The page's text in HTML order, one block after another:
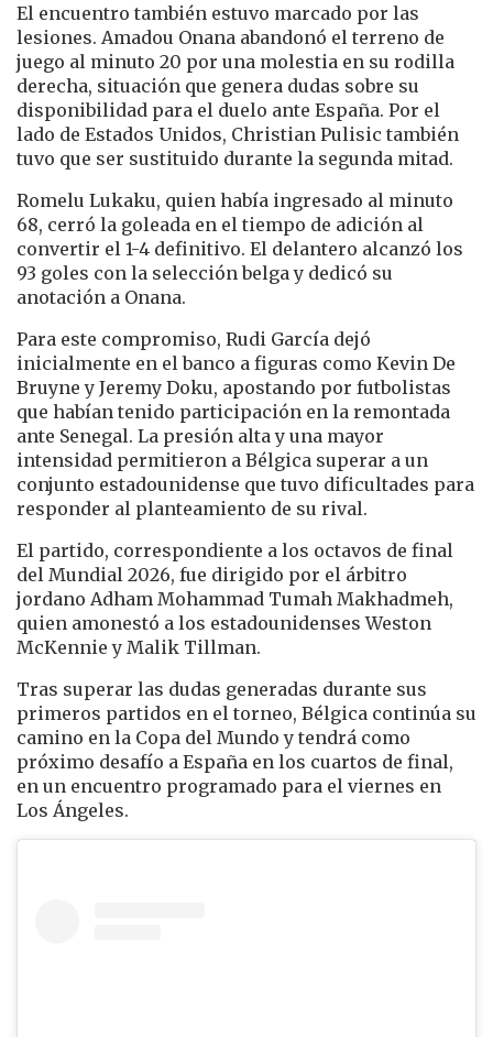
El encuentro también estuvo marcado por las
lesiones. Amadou Onana abandonó el terreno de
juego al minuto 20 por una molestia en su rodilla
derecha, situación que genera dudas sobre su
disponibilidad para el duelo ante España. Por el
lado de Estados Unidos, Christian Pulisic también
tuvo que ser sustituido durante la segunda mitad.
Romelu Lukaku, quien había ingresado al minuto
68, cerró la goleada en el tiempo de adición al
convertir el 1-4 definitivo. El delantero alcanzó los
93 goles con la selección belga y dedicó su
anotación a Onana.
Para este compromiso, Rudi García dejó
inicialmente en el banco a figuras como Kevin De
Bruyne y Jeremy Doku, apostando por futbolistas
que habían tenido participación en la remontada
ante Senegal. La presión alta y una mayor
intensidad permitieron a Bélgica superar a un
conjunto estadounidense que tuvo dificultades para
responder al planteamiento de su rival.
El partido, correspondiente a los octavos de final
del Mundial 2026, fue dirigido por el árbitro
jordano Adham Mohammad Tumah Makhadmeh,
quien amonestó a los estadounidenses Weston
McKennie y Malik Tillman.
Tras superar las dudas generadas durante sus
primeros partidos en el torneo, Bélgica continúa su
camino en la Copa del Mundo y tendrá como
próximo desafío a España en los cuartos de final,
en un encuentro programado para el viernes en
Los Ángeles.